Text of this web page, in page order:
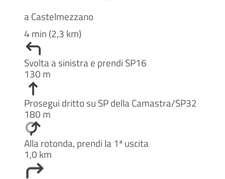
a Castelmezzano
4 min (2,3 km)
Svolta a sinistra e prendi SP16
130 m
Prosegui dritto su SP della Camastra/SP32
180 m
Alla rotonda, prendi la 1ª uscita
1,0 km